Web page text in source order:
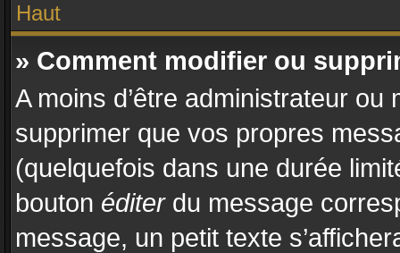
Haut
» Comment modifier ou
A moins d’être administrateur
supprimer que vos propres
(quelquefois dans une durée
bouton éditerdu message
message, un petit texte